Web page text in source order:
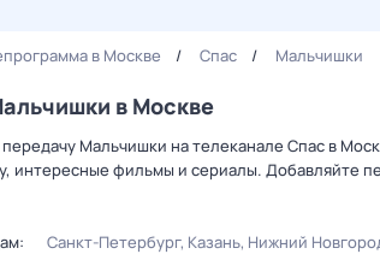
в Москве Спас Мальчишки
в Москве
Мальчишки на телеканале Спас в
интересные фильмы и сериалы. Добавляйте
Санкт-Петербург Казань Нижний